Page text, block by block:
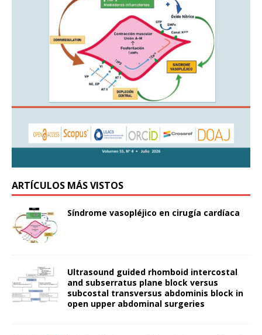
ARTÍCULOS MÁS VISTOS
Síndrome vasopléjico en cirugía cardíaca
Ultrasound guided rhomboid intercostal
and subserratus plane block versus
subcostal transversus abdominis block in
open upper abdominal surgeries